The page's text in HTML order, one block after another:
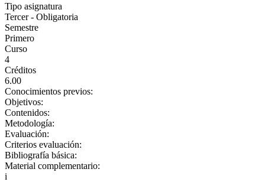
Tipo asignatura
Tercer - Obligatoria
Semestre
Primero
Curso
4
Créditos
6.00
Conocimientos previos:
Objetivos:
Contenidos:
Metodología:
Evaluación:
Criterios evaluación:
Bibliografía básica:
Material complementario:
i